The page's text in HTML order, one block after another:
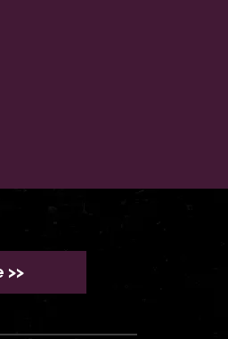
>>